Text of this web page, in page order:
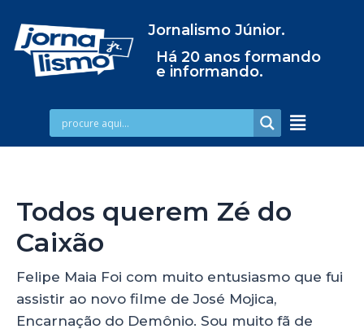
Jornalismo Júnior.
Há 20 anos formando
e informando.
Todos querem Zé do
Caixão
Felipe Maia Foi com muito entusiasmo que fui
assistir ao novo filme de José Mojica,
Encarnação do Demônio. Sou muito fã de